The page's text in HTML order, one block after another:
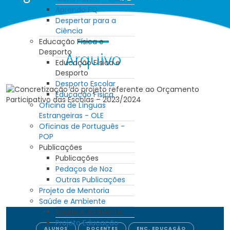
Aprendo FQ
Despertar para a
Ciência
Educação Física e
Desporto
Educação Física e
Desporto
Desporto Escolar
Educação Física
Oficina de Línguas
Estrangeiras - OLE
Oficinas de Português -
POP
Publicações
Publicações
Pedaços de Noz
Outras Publicações
Projeto de Mentoria
Saúde e Ambiente
Saúde e Ambiente
Projeto Educação
Arquivo
ALUNOS DOCENTES
ENC. EDUCAÇÃO